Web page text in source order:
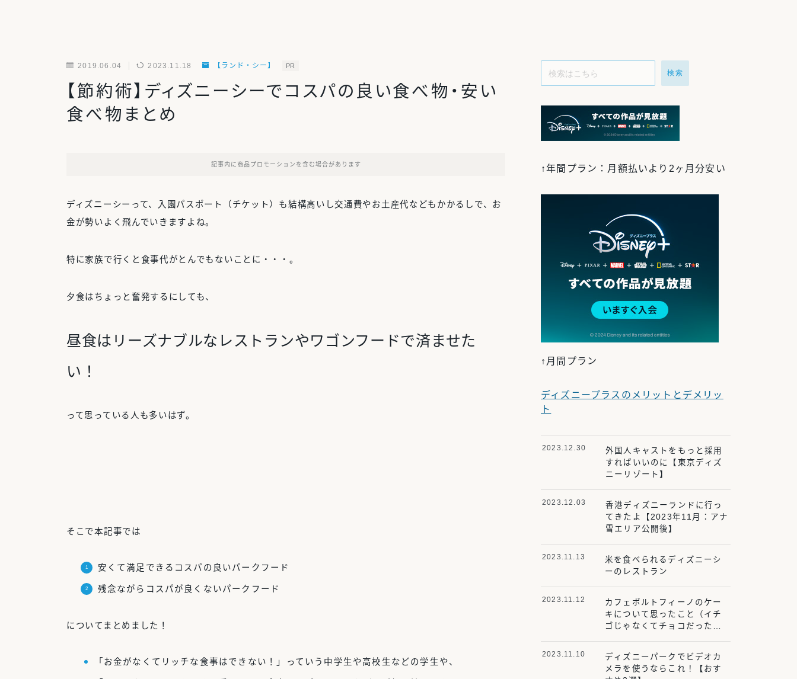
2019.06.04 2023.11.18 【ランド・シー】 PR
【節約術】ディズニーシーでコスパの良い食べ物・安い
食べ物まとめ
記事内に商品プロモーションを含む場合があります
ディズニーシーって、入園パスポート（チケット）も結構高いし交通費やお土産代などもかかるしで、お
金が勢いよく飛んでいきますよね。
特に家族で行くと食事代がとんでもないことに・・・。
夕食はちょっと奮発するにしても、
昼食はリーズナブルなレストランやワゴンフードで済ませた
い ！
って思っている人も多いはず。
そこで本記事では
安くて満足できるコスパの良いパークフード
残念ながらコスパが良くないパークフード
についてまとめました！
「お金がなくてリッチな食事はできない！」っていう中学生や高校生などの学生や、
検索
↑年間プラン：月額払いより2ヶ月分安い
↑月間プラン
ディズニープラスのメリットとデメリッ
ト
外国人キャストをもっと採用
すればいいのに【東京ディズ
ニーリゾート】
2023.12.30
香港ディズニーランドに行っ
てきたよ【2023年11月：アナ
雪エリア公開後】
2023.12.03
米を食べられるディズニーシ
ーのレストラン
2023.11.13
カフェポルトフィーノのケー
キについて思ったこと（イチ
ゴじゃなくてチョコだった事
2023.11.12
ディズニーパークでビデオカ
メラを使うならこれ！【おす
2023.11.10